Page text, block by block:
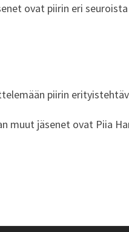
ovat piirin eri
piirin
muut jäsenet ovat Piia